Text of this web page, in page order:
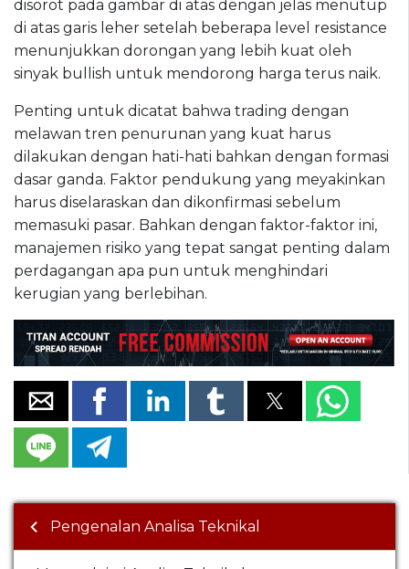
disorot pada gambar di atas dengan jelas menutup
di atas garis leher setelah beberapa level resistance
menunjukkan dorongan yang lebih kuat oleh
sinyak bullish untuk mendorong harga terus naik.
Penting untuk dicatat bahwa trading dengan
melawan tren penurunan yang kuat harus
dilakukan dengan hati-hati bahkan dengan formasi
dasar ganda. Faktor pendukung yang meyakinkan
harus diselaraskan dan dikonfirmasi sebelum
memasuki pasar. Bahkan dengan faktor-faktor ini,
manajemen risiko yang tepat sangat penting dalam
perdagangan apa pun untuk menghindari
kerugian yang berlebihan.
Pengenalan Analisa Teknikal